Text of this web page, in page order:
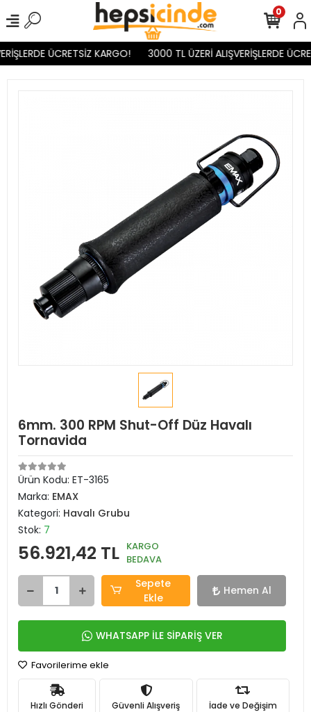
ÜCRETSİZ KARGO! 3000 TL ÜZERİ ALIŞVERİŞLERDE
0
6mm. 300 RPM Shut-Off Düz Havalı
Tornavida
Ürün Kodu: ET-3165
Marka: EMAX
Kategori: Havalı Grubu
Stok: 7
56.921,42 TL KARGO
BEDAVA
Sepete
Ekle
Hemen Al
WHATSAPP İLE SİPARİŞ VER
Favorilerime ekle
Hızlı Gönderi Güvenli Alışveriş İade ve Değişim